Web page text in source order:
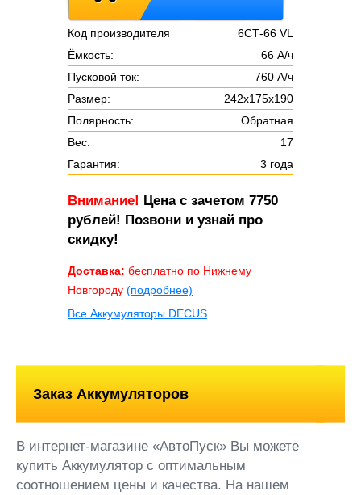
Код производителя
6СТ-66 VL
Ёмкость:
66 А/ч
Пусковой ток:
760 А/ч
Размер:
242х175х190
Полярность:
Обратная
Вес:
17
Гарантия:
3 года
Внимание! Цена с зачетом 7750
рублей! Позвони и узнай про
скидку!
Доставка: бесплатно по Нижнему
Новгороду (подробнее)
Все Аккумуляторы DECUS
Заказ Аккумуляторов
В интернет-магазине «АвтоПуск» Вы можете
купить Аккумулятор с оптимальным
соотношением цены и качества. На нашем